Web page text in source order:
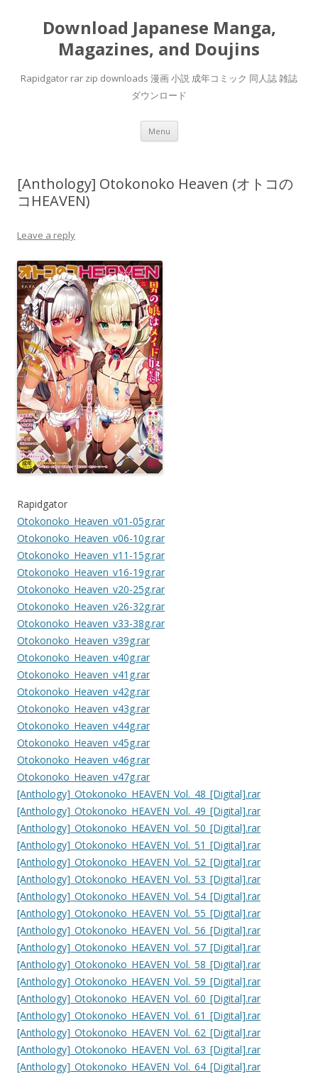
Download Japanese Manga,
Magazines, and Doujins
Rapidgator rar zip downloads 漫画 小説 成年コミック 同人誌 雑誌
ダウンロード
Menu Skip
content
[Anthology] Otokonoko Heaven (オトコの
コHEAVEN)
Leave a reply
Rapidgator
Otokonoko_Heaven_v01-05g.rar
Otokonoko_Heaven_v06-10g.rar
Otokonoko_Heaven_v11-15g.rar
Otokonoko_Heaven_v16-19g.rar
Otokonoko_Heaven_v20-25g.rar
Otokonoko_Heaven_v26-32g.rar
Otokonoko_Heaven_v33-38g.rar
Otokonoko_Heaven_v39g.rar
Otokonoko_Heaven_v40g.rar
Otokonoko_Heaven_v41g.rar
Otokonoko_Heaven_v42g.rar
Otokonoko_Heaven_v43g.rar
Otokonoko_Heaven_v44g.rar
Otokonoko_Heaven_v45g.rar
Otokonoko_Heaven_v46g.rar
Otokonoko_Heaven_v47g.rar
[Anthology]_Otokonoko_HEAVEN_Vol._48_[Digital].rar
[Anthology]_Otokonoko_HEAVEN_Vol._49_[Digital].rar
[Anthology]_Otokonoko_HEAVEN_Vol._50_[Digital].rar
[Anthology]_Otokonoko_HEAVEN_Vol._51_[Digital].rar
[Anthology]_Otokonoko_HEAVEN_Vol._52_[Digital].rar
[Anthology]_Otokonoko_HEAVEN_Vol._53_[Digital].rar
[Anthology]_Otokonoko_HEAVEN_Vol._54_[Digital].rar
[Anthology]_Otokonoko_HEAVEN_Vol._55_[Digital].rar
[Anthology]_Otokonoko_HEAVEN_Vol._56_[Digital].rar
[Anthology]_Otokonoko_HEAVEN_Vol._57_[Digital].rar
[Anthology]_Otokonoko_HEAVEN_Vol._58_[Digital].rar
[Anthology]_Otokonoko_HEAVEN_Vol._59_[Digital].rar
[Anthology]_Otokonoko_HEAVEN_Vol._60_[Digital].rar
[Anthology]_Otokonoko_HEAVEN_Vol._61_[Digital].rar
[Anthology]_Otokonoko_HEAVEN_Vol._62_[Digital].rar
[Anthology]_Otokonoko_HEAVEN_Vol._63_[Digital].rar
[Anthology]_Otokonoko_HEAVEN_Vol._64_[Digital].rar